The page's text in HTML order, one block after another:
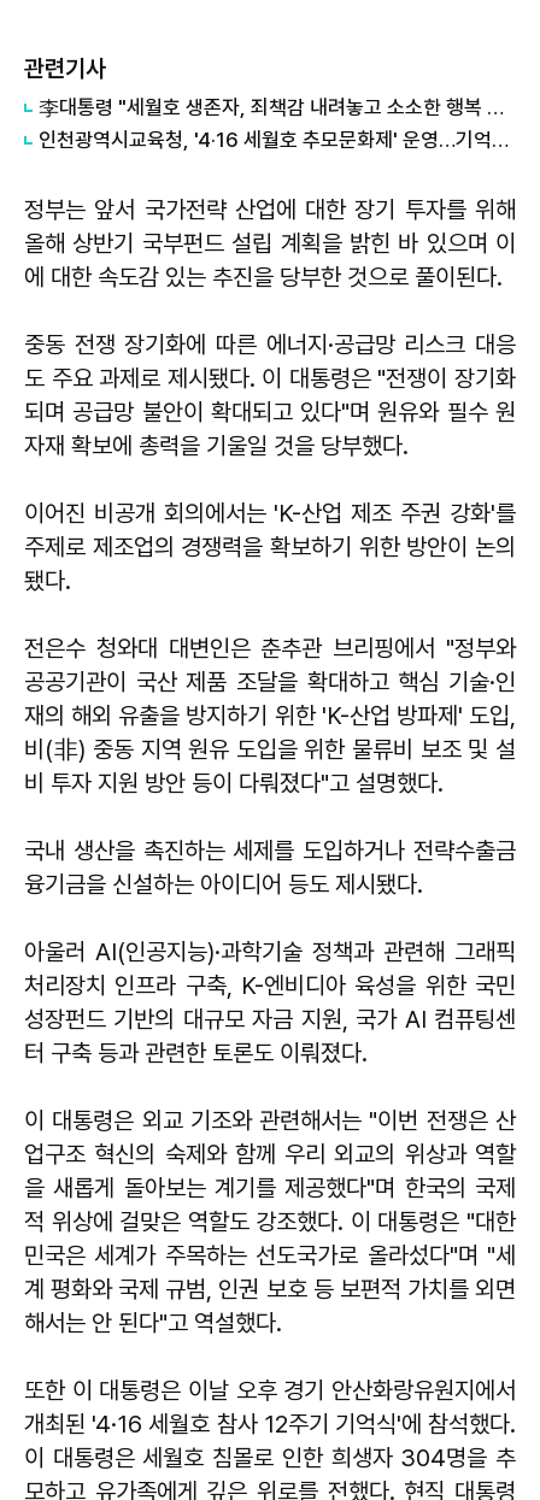
관련기사
李대통령 "세월호 생존자, 죄책감 내려놓고 소소한 행복 누리길"
인천광역시교육청, '4·16 세월호 추모문화제' 운영…기억과 안전 다짐
정부는 앞서 국가전략 산업에 대한 장기 투자를 위해
올해 상반기 국부펀드 설립 계획을 밝힌 바 있으며 이
에 대한 속도감 있는 추진을 당부한 것으로 풀이된다.
중동 전쟁 장기화에 따른 에너지·공급망 리스크 대응
도 주요 과제로 제시됐다. 이 대통령은 "전쟁이 장기화
되며 공급망 불안이 확대되고 있다"며 원유와 필수 원
자재 확보에 총력을 기울일 것을 당부했다.
이어진 비공개 회의에서는 'K-산업 제조 주권 강화'를
주제로 제조업의 경쟁력을 확보하기 위한 방안이 논의
됐다.
전은수 청와대 대변인은 춘추관 브리핑에서 "정부와
공공기관이 국산 제품 조달을 확대하고 핵심 기술·인
재의 해외 유출을 방지하기 위한 'K-산업 방파제' 도입,
비(非) 중동 지역 원유 도입을 위한 물류비 보조 및 설
비 투자 지원 방안 등이 다뤄졌다"고 설명했다.
국내 생산을 촉진하는 세제를 도입하거나 전략수출금
융기금을 신설하는 아이디어 등도 제시됐다.
아울러 AI(인공지능)·과학기술 정책과 관련해 그래픽
처리장치 인프라 구축, K-엔비디아 육성을 위한 국민
성장펀드 기반의 대규모 자금 지원, 국가 AI 컴퓨팅센
터 구축 등과 관련한 토론도 이뤄졌다.
이 대통령은 외교 기조와 관련해서는 "이번 전쟁은 산
업구조 혁신의 숙제와 함께 우리 외교의 위상과 역할
을 새롭게 돌아보는 계기를 제공했다"며 한국의 국제
적 위상에 걸맞은 역할도 강조했다. 이 대통령은 "대한
민국은 세계가 주목하는 선도국가로 올라섰다"며 "세
계 평화와 국제 규범, 인권 보호 등 보편적 가치를 외면
해서는 안 된다"고 역설했다.
또한 이 대통령은 이날 오후 경기 안산화랑유원지에서
개최된 '4·16 세월호 참사 12주기 기억식'에 참석했다.
이 대통령은 세월호 침몰로 인한 희생자 304명을 추
모하고 유가족에게 깊은 위로를 전했다. 현직 대통령